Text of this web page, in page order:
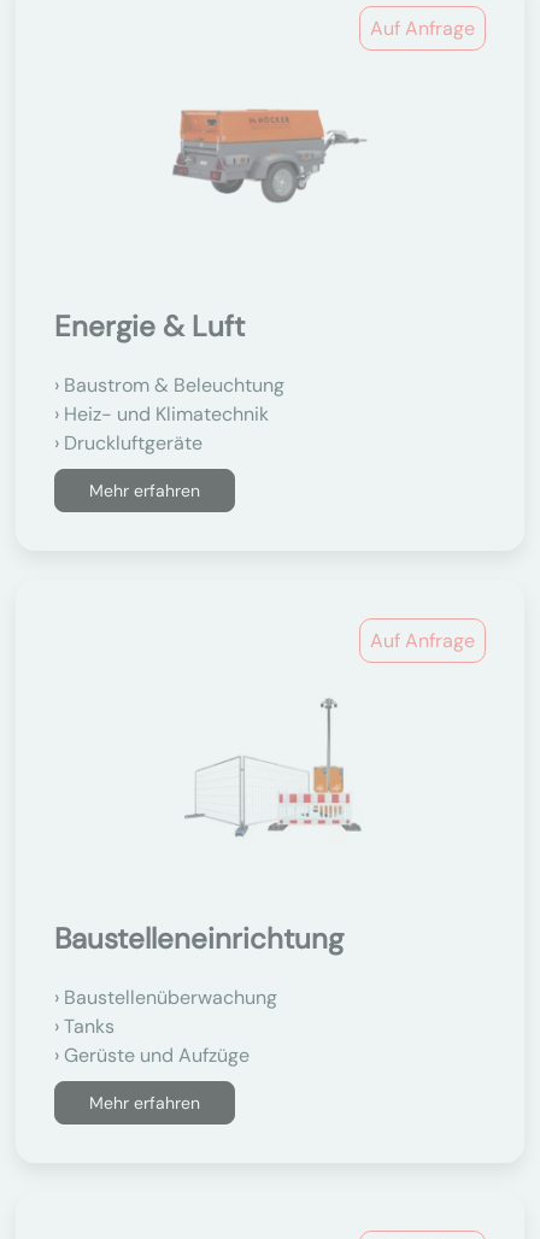
Auf Anfrage
Energie & Luft
Baustrom & Beleuchtung
Heiz- und Klimatechnik
Druckluftgeräte
Mehr erfahren
Auf Anfrage
Baustelleneinrichtung
Baustellenüberwachung
Tanks
Gerüste und Aufzüge
Mehr erfahren